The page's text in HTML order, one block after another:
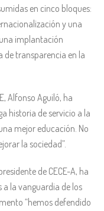
en cinco bloques:
y una
implantación
de transparencia en la
Alfonso Aguiló, ha
historia de servicio a la
mejor educación. No
la sociedad”.
de CECE-A, ha
a la vanguardia de los
“hemos defendido